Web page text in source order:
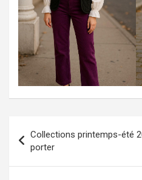
Collections printemps-été
porter